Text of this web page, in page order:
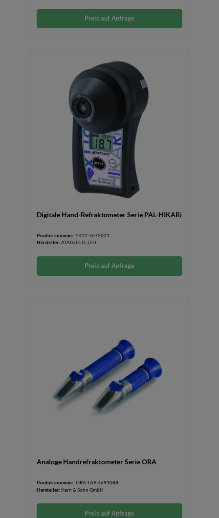
Preis auf Anfrage
Digitale Hand-Refraktometer Serie PAL-HIKARi
Produktnummer: 5452-4672021
Hersteller: ATAGO CO.,LTD
Preis auf Anfrage
Analoge Handrefraktometer Serie ORA
Produktnummer: ORA 1AB-4691088
Hersteller: Kern & Sohn GmbH
Preis auf Anfrage